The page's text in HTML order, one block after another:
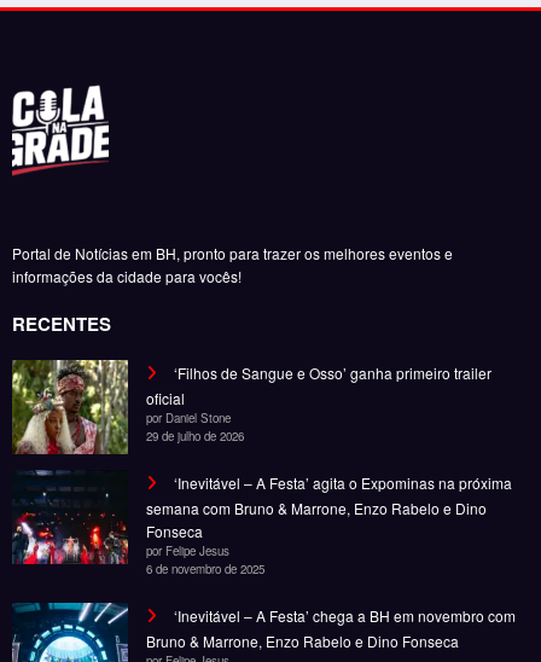
informações da cidade para vocês!
RECENTES
‘Inevitável – A Festa’ agita o Expominas na próxima
6 de novembro de 2025
‘Inevitável – A Festa’ chega a BH em novembro com
Bruno & Marrone, Enzo Rabelo e Dino Fonseca
28 de outubro de 2025
Noticias Entretenimento Gastronomia Esportes
Além do Horizonte